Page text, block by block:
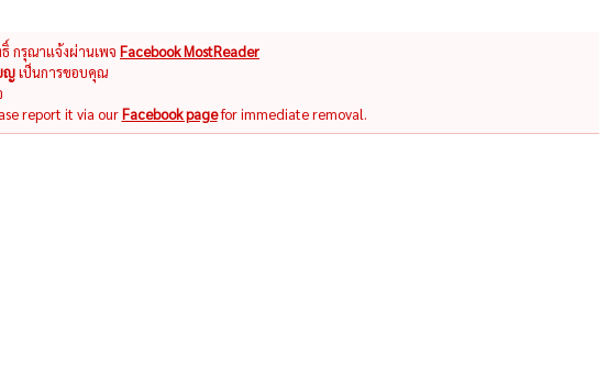
กรุณาแจ้งผ่านเพจ Facebook MostReader
ญเป็นการขอบคุณ
report it via ourFacebook pagefor immediate removal.